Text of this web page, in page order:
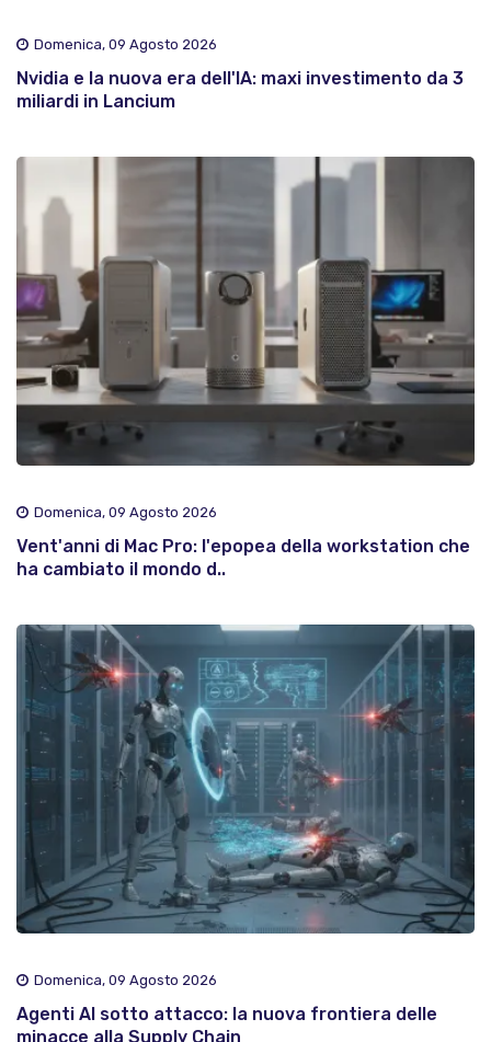
Domenica, 09 Agosto 2026
Nvidia e la nuova era dell'IA: maxi investimento da 3
miliardi in Lancium
Domenica, 09 Agosto 2026
Vent'anni di Mac Pro: l'epopea della workstation che
ha cambiato il mondo d..
Domenica, 09 Agosto 2026
Agenti AI sotto attacco: la nuova frontiera delle
minacce alla Supply Chain